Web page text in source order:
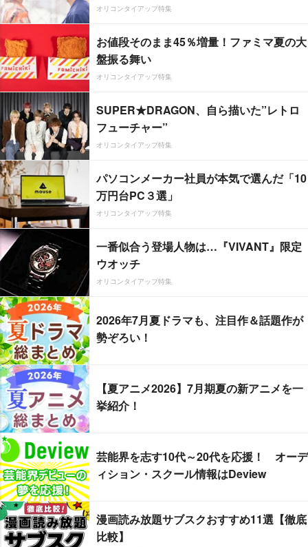
オリコンタイアップ特集
お値段そのまま45％増量！ファミマ夏の大
盤振る舞い
オリコンタイアップ特集
SUPER★DRAGON、自ら描いた”レトロ
フューチャー”
オリコンタイアップ特集
パソコンメーカー社員が本気で選んだ「10
万円台PC３選」
オリコンタイアップ特集
一番似合う登場人物は…『VIVANT』限定
ウオッチ
オリコンタイアップ特集
2026年7月夏ドラマも、注目作＆話題作が
勢ぞろい！
【夏アニメ2026】7月期夏の新アニメを一
挙紹介！
芸能界を志す10代～20代を応援！ オーデ
ィション・スクール情報はDeview
漫画読み放題サブスクおすすめ11選【徹底
比較】